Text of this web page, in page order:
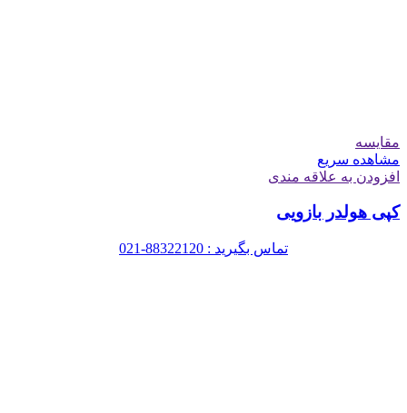
مقایسه
مشاهده سریع
افزودن به علاقه مندی
کپی هولدر بازویی
تماس بگیرید : 88322120-021